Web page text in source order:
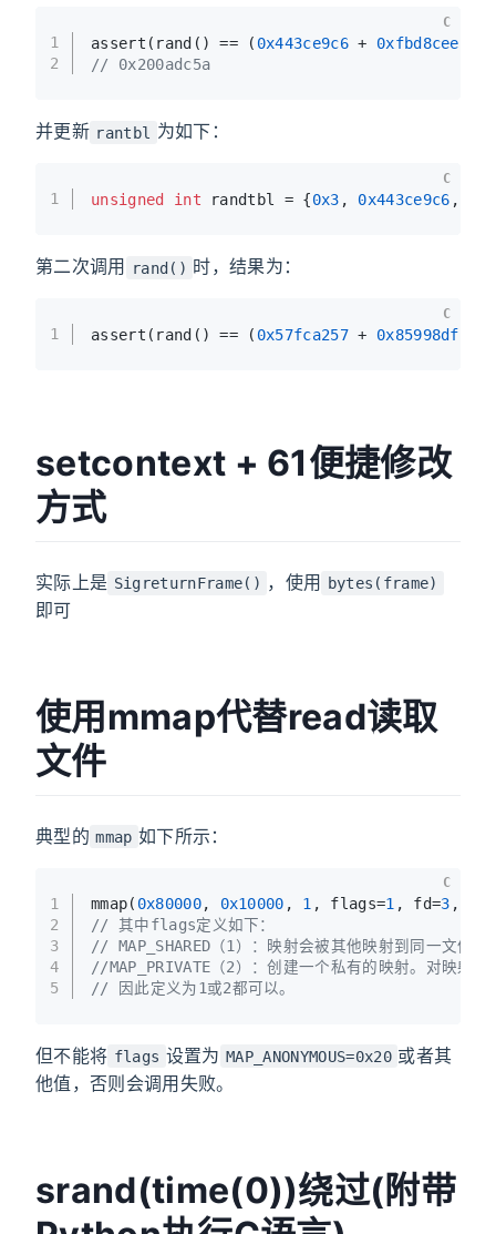
1
2
assert(rand() == ( 0x443ce9c6 + 0xfbd8ceef
// 0x200adc5a
C
并更新 rantbl 为如下：
1 unsigned int randtbl = {0x3 , 0x443ce9c6 ,
C
第二次调用 rand() 时，结果为：
1 assert(rand() == ( 0x57fca257 + 0x85998dfc
C
setcontext + 61便捷修改
方式
实际上是 SigreturnFrame() ，使用 bytes(frame)
即可
使用mmap代替read读取
文件
典型的 mmap 如下所示：
1
2
3
4
5
mmap( 0x80000, 0x10000 , 1 , flags=1 , fd=3 ,
// 其中flags定义如下：
// MAP_SHARED（1）：映射会被其他映射到同一文件
//MAP_PRIVATE（2）：创建一个私有的映射。对映射
// 因此定义为1或2都可以。
C
但不能将 flags 设置为 MAP_ANONYMOUS=0x20 或者其
他值，否则会调用失败。
srand(time(0))绕过(附带